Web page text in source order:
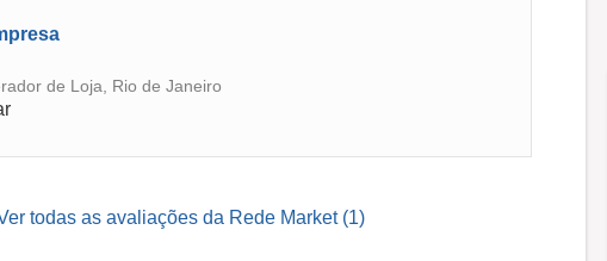
de Loja, Rio de Janeiro
todas as avaliações da Rede Market (1)